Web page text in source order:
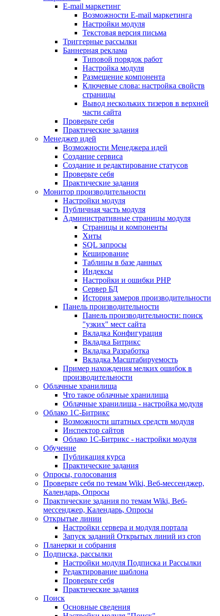
E-mail маркетинг
Возможности E-mail маркетинга
Настройки модуля
Текстовая версия письма
Триггерные рассылки
Баннерная реклама
Типовой порядок работ
Настройка модуля
Размещение компонента
Ключевые слова: настройка свойств
страницы
Вывод нескольких тизеров в верхней
части сайта
Проверьте себя
Практические задания
Менеджер идей
Возможности Менеджера идей
Создание сервиса
Создание и редактирование статусов
Проверьте себя
Практические задания
Монитор производительности
Настройки модуля
Публичная часть модуля
Административные страницы модуля
Страницы и компоненты
Хиты
SQL запросы
Кеширование
Таблицы в базе данных
Индексы
Настройки и ошибки PHP
Сервер БД
История замеров производительности
Панель производительности
Панель производительности: поиск
"узких" мест сайта
Вкладка Конфигурация
Вкладка Битрикс
Вкладка Разработка
Вкладка Масштабируемость
Пример нахождения мелких ошибок в
производительности
Облачные хранилища
Что такое облачные хранилища
Облачные хранилища - настройка модуля
Облако 1С-Битрикс
Возможности штатных средств модуля
Инспектор сайтов
Облако 1С-Битрикс - настройки модуля
Обучение
Публикация курса
Практические задания
Опросы, голосования
Проверьте себя по темам Wiki, Веб-мессенджер,
Календарь, Опросы
Практические задания по темам Wiki, Веб-
мессенджер, Календарь, Опросы
Открытые линии
Настройки сервера и модуля портала
Запуск заданий Открытых линий из cron
Планерки и собрания
Подписка, рассылки
Настройки модуля Подписка и Рассылки
Редактирование шаблона
Проверьте себя
Практические задания
Поиск
Основные сведения